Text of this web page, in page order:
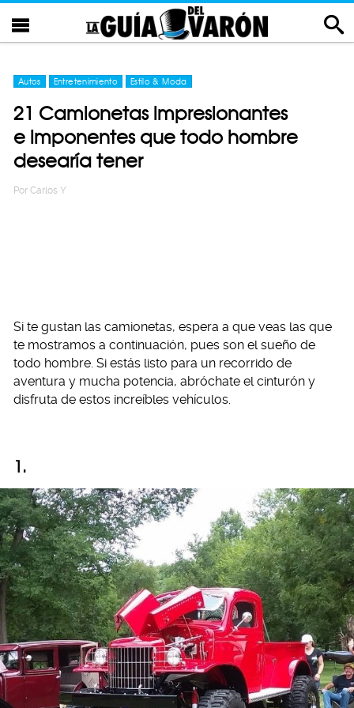
Autos Entretenimiento Estilo & Moda
21 Camionetas impresionantes
e imponentes que todo hombre
desearía tener
Por Carlos Y
Si te gustan las camionetas, espera a que veas las que
te mostramos a continuación, pues son el sueño de
todo hombre. Si estás listo para un recorrido de
aventura y mucha potencia, abróchate el cinturón y
disfruta de estos increíbles vehículos.
1.